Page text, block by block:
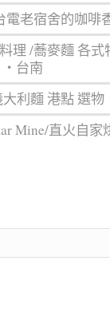
電老宿舍的咖啡
理 /蕎麥麵 各式
‧台南
大利麵 港點 選
Mine/直火自家